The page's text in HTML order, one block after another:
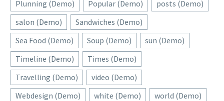
Plunning (Demo)
Popular (Demo)
posts (Demo)
salon (Demo)
Sandwiches (Demo)
Sea Food (Demo)
Soup (Demo)
sun (Demo)
Timeline (Demo)
Times (Demo)
Travelling (Demo)
video (Demo)
Webdesign (Demo)
white (Demo) world (Demo)